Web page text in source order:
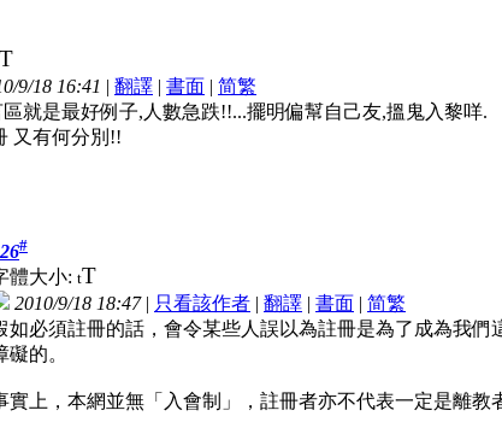
T
9/18 16:41 | 翻譯 | 書面 | 简繁
就是最好例子,人數急跌!!...擺明偏幫自己友,搵鬼入黎咩.
又有何分別!!
#
體大小: tT
2010/9/18 18:47| 只看該作者 | 翻譯 | 書面 | 简繁
如必須註冊的話，會令某些人誤以為註冊是為了成為我
礙的。
實上，本網並無「入會制」，註冊者亦不代表一定是離教